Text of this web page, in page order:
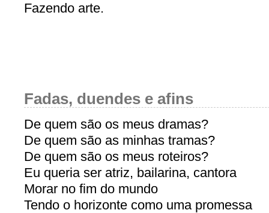
Fazendo arte.
Fadas, duendes e afins
De quem são os meus dramas?
De quem são as minhas tramas?
De quem são os meus roteiros?
Eu queria ser atriz, bailarina, cantora
Morar no fim do mundo
Tendo o horizonte como uma promessa